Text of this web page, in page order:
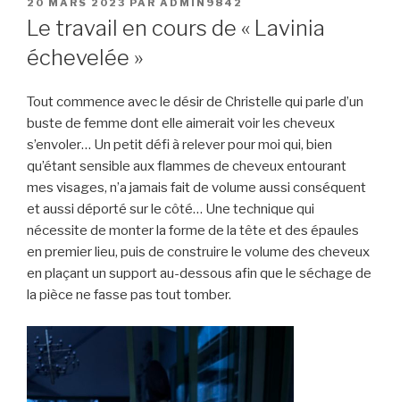
PUBLIÉ
LE
20 MARS 2023 PAR ADMIN9842
Le travail en cours de « Lavinia
échevelée »
Tout commence avec le désir de Christelle qui parle d’un
buste de femme dont elle aimerait voir les cheveux
s’envoler… Un petit défi à relever pour moi qui, bien
qu’étant sensible aux flammes de cheveux entourant
mes visages, n’a jamais fait de volume aussi conséquent
et aussi déporté sur le côté… Une technique qui
nécessite de monter la forme de la tête et des épaules
en premier lieu, puis de construire le volume des cheveux
en plaçant un support au-dessous afin que le séchage de
la pièce ne fasse pas tout tomber.